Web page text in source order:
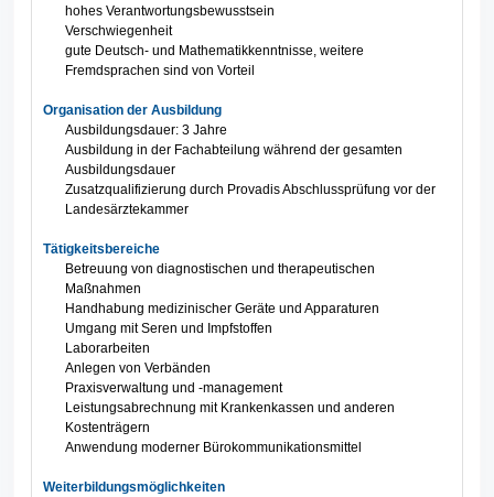
hohes Verantwortungsbewusstsein
Verschwiegenheit
gute Deutsch- und Mathematikkenntnisse, weitere
Fremdsprachen sind von Vorteil
Organisation der Ausbildung
Ausbildungsdauer: 3 Jahre
Ausbildung in der Fachabteilung während der gesamten
Ausbildungsdauer
Zusatzqualifizierung durch Provadis Abschlussprüfung vor der
Landesärztekammer
Tätigkeitsbereiche
Betreuung von diagnostischen und therapeutischen
Maßnahmen
Handhabung medizinischer Geräte und Apparaturen
Umgang mit Seren und Impfstoffen
Laborarbeiten
Anlegen von Verbänden
Praxisverwaltung und -management
Leistungsabrechnung mit Krankenkassen und anderen
Kostenträgern
Anwendung moderner Bürokommunikationsmittel
Weiterbildungsmöglichkeiten